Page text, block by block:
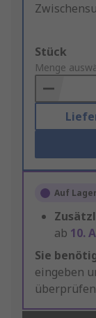
Add
to
Basket
Stück
Menge
Auf Lager
ab 10.
Sie
eingeben